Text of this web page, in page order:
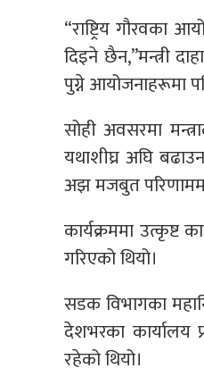
“राष्ट्रिय गौरवका
दिइने छैन,”मन्त्री
पुग्ने आयोजनाहरूमा
सोही अवसरमा
यथाशीघ्र अघि
अझ मजबुत
कार्यक्रममा उत्कृष्ट
गरिएको थियो।
सडक विभागका
देशभरका कार्यालय
रहेको थियो।